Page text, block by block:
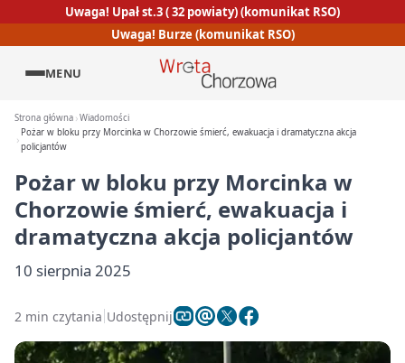
Uwaga! Upał st.3 ( 32 powiaty) (komunikat RSO)
Uwaga! Burze (komunikat RSO)
MENU
Strona główna Wiadomości
Pożar w bloku przy Morcinka w Chorzowie śmierć, ewakuacja i dramatyczna akcja
policjantów
Pożar w bloku przy Morcinka w
Chorzowie śmierć, ewakuacja i
dramatyczna akcja policjantów
10 sierpnia 2025
2 min czytania Udostępnij